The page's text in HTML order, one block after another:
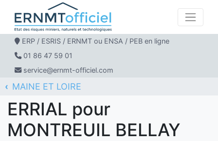
ERP / ESRIS / ERNMT ou ENSA / PEB en ligne
01 86 47 59 01
service@ernmt-officiel.com
ERNMT Officiel
ERRIAL
MAINE ET LOIRE
MONTREUIL BELLAY
ERRIAL pour
MONTREUIL BELLAY